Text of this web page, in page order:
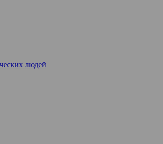
людей